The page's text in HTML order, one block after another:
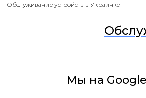
Обслуживание устройств в Украинке
Мы на